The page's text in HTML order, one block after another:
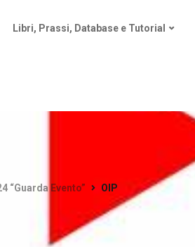
Libri, Prassi, Database e Tutorial
“Guarda Evento” OIP